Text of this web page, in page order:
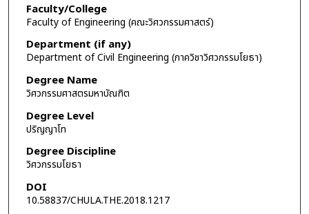
Faculty/College
Faculty of Engineering (คณะวิศวกรรมศาสตร์)
Department (if any)
Department of Civil Engineering (ภาควิชาวิศวกรรมโยธา)
Degree Name
วิศวกรรมศาสตรมหาบัณฑิต
Degree Level
ปริญญาโท
Degree Discipline
วิศวกรรมโยธา
DOI
10.58837/CHULA.THE.2018.1217